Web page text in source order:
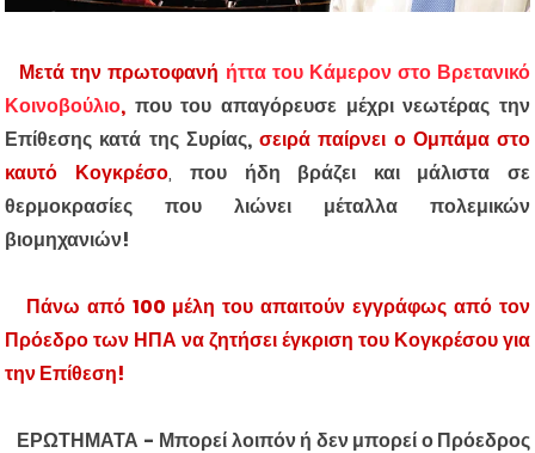
Μετά την πρωτοφανή ήττα του Κάμερον στο Βρετανικό
Κοινοβούλιο, που του απαγόρευσε μέχρι νεωτέρας την
Επίθεσης κατά της Συρίας, σειρά παίρνει ο Ομπάμα στο
καυτό Κογκρέσο,που ήδη βράζει και μάλιστα σε
θερμοκρασίες που λιώνει μέταλλα πολεμικών
βιομηχανιών!
Πάνω από 100 μέλη του απαιτούν εγγράφως από τον
Πρόεδρο των ΗΠΑ να ζητήσει έγκριση του Κογκρέσου για
την Επίθεση!
ΕΡΩΤΗΜΑΤΑ - Μπορεί λοιπόν ή δεν μπορεί ο Πρόεδρος